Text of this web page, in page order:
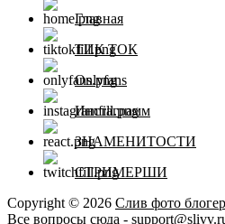
Главная
ТИК ТОК
Onlyfans
Инстаграмм
ЗНАМЕНИТОСТИ
СТРИМЕРШИ
Copyright © 2026 Слив фото
Все вопросы сюда -